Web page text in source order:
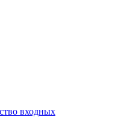
входных